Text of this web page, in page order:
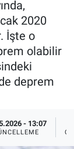
2020
İşte o
olabilir
deprem
- 13:07